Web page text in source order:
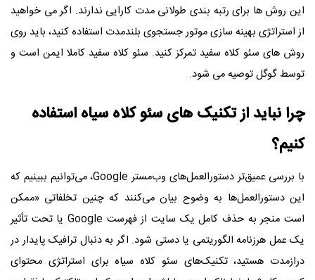
این روش ها برای رتبه بندی طولانی مدت کارایی ندارند. اگر می خواهید
از استراتژی بهینه سازی موتور جستجوی بلندمدت استفاده کنید، باید روی
روش های سئو کلاه سفید تمرکز کنید. سئو کلاه سفید کاملا ایمن است و
توسط گوگل توصیه می شود.
چرا نباید از تکنیک های سئو کلاه سیاه استفاده
کنیم؟
با بررسی عمیق‌تر دستورالعمل‌های وب‌مستر Google، می‌توانیم ببینیم که
این دستورالعمل‌ها به وضوح بیان می‌کنند که چنین تخلفاتی «ممکن
است منجر به حذف کامل یک سایت از فهرست Google یا تحت تأثیر
یک عمل هرزنامه الگوریتمی یا دستی شود. اگر به دنبال ترافیک پایدار در
درازمدت هستید، تکنیک‌های سئو کلاه سیاه برای استراتژی محتوای